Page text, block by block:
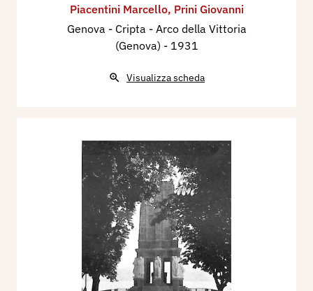
Piacentini Marcello, Prini Giovanni
Genova - Cripta - Arco della Vittoria
(Genova) - 1931
Visualizza scheda